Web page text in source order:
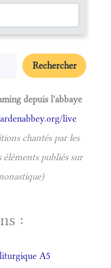
Rechercher
depuis l'abbaye
live
chantés par les
publiés sur
:
A5